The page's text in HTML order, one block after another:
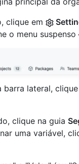
clique em
o menu suspenso
barra lateral,
clique na guia
uma variável,